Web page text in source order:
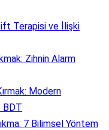
Terapisi ve İlişki
Zihnin Alarm
Modern
BDT
7 Bilimsel Yöntem